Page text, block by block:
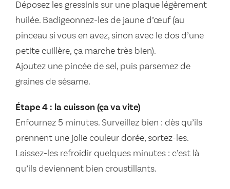
Déposez les gressinis sur une plaque légèrement
huilée. Badigeonnez-les de jaune d’œuf (au
pinceau si vous en avez, sinon avec le dos d’une
petite cuillère, ça marche très bien).
Ajoutez une pincée de sel, puis parsemez de
graines de sésame.
Étape 4 : la cuisson (ça va vite)
Enfournez 5 minutes. Surveillez bien : dès qu’ils
prennent une jolie couleur dorée, sortez-les.
Laissez-les refroidir quelques minutes : c’est là
qu’ils deviennent bien croustillants.